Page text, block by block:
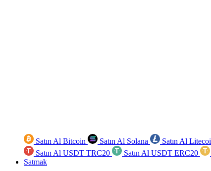
Satın Al Bitcoin Satın Al Solana Satın Al
Satın Al USDT TRC20
Satın Al USDT ERC20
Satmak